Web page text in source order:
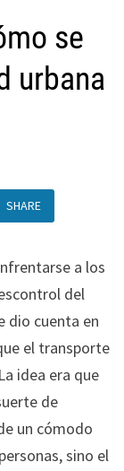
se
urbana
SHARE
a los
del
dio cuenta en
el transporte
idea era que
de
un cómodo
sino el